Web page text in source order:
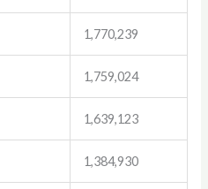
1,770,239
1,759,024
1,639,123
1,384,930